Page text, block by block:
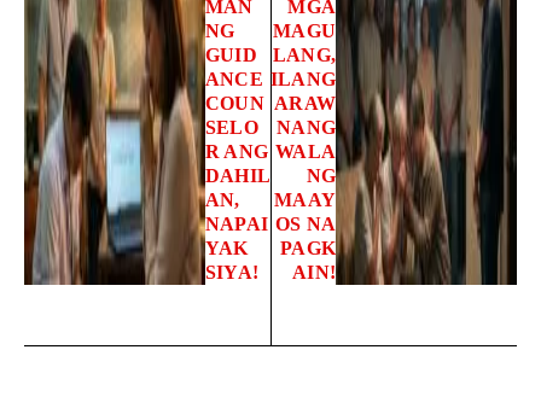
MAN
NG
GUID
ANCE
COUN
SELO
R ANG
DAHIL
AN,
NAPAI
YAK
SIYA!
MGA
MAGU
LANG,
ILANG
ARAW
NANG
WALA
NG
MAAY
OS NA
PAGK
AIN!